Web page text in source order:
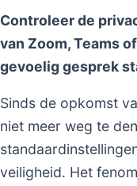
Controleer de
van Zoom, Teams
gevoelig gesprek
Sinds de opkomst
niet meer weg te
veiligheid. Het